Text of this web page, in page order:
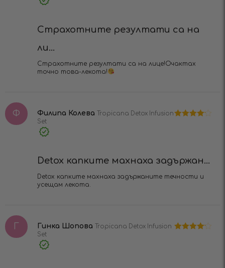
Страхотните резултати са на
ли...
Страхотните резултати са на лице!Очактах
точно това-лекота!
Ф Филипа Колева
Tropicana Detox Infusion
Set
Detox капките махнаха задържан...
Detox капките махнаха задържаните течности и
усещам лекота.
Гинка Шопова
Tropicana Detox Infusion
Set